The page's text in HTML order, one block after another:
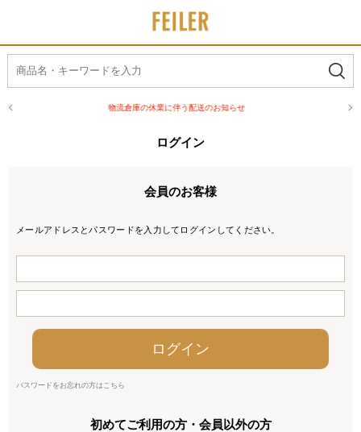
流倉庫の休業に伴う配送のお知らせ 熊本
ログイン
会員のお客様
メールアドレスとパスワードを入力してログインしてください。
パスワードをお忘れの方はこちら
初めてご利用の方・会員以外の方